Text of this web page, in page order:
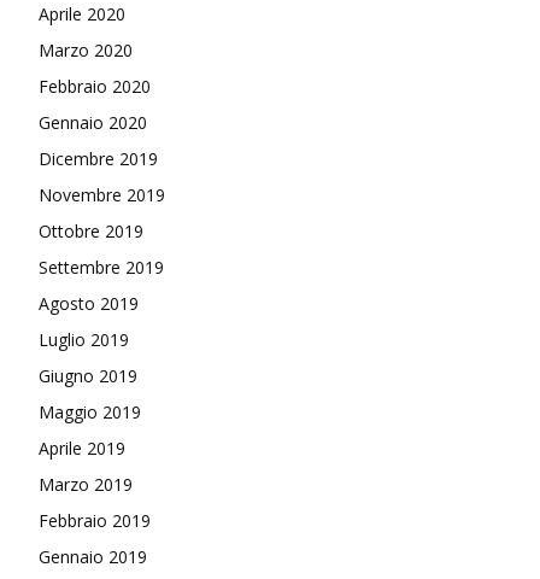
Aprile 2020
Marzo 2020
Febbraio 2020
Gennaio 2020
Dicembre 2019
Novembre 2019
Ottobre 2019
Settembre 2019
Agosto 2019
Luglio 2019
Giugno 2019
Maggio 2019
Aprile 2019
Marzo 2019
Febbraio 2019
Gennaio 2019